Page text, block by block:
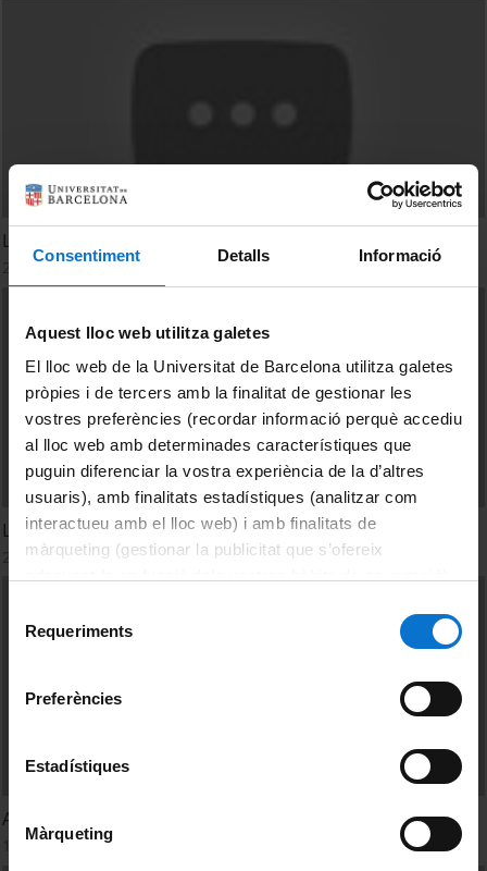
Consentiment Detalls Informació
Aquest lloc web utilitza galetes
El lloc web de la Universitat de Barcelona utilitza galetes
pròpies i de tercers amb la finalitat de gestionar les
vostres preferències (recordar informació perquè accediu
al lloc web amb determinades característiques que
puguin diferenciar la vostra experiència de la d’altres
usuaris), amb finalitats estadístiques (analitzar com
interactueu amb el lloc web) i amb finalitats de
màrqueting (gestionar la publicitat que s’ofereix
consultar laPolítica de galetes del lloc web de la
Requeriments
Preferències
Estadístiques
Màrqueting
L’epigenètica del metabolisme - La història de DERL3
20 June, 2016
L'intercanvi de CO2 a les zones de formació d'aigua fonda
20 June, 2016
Aliens species vs. genomics
16 June, 2016